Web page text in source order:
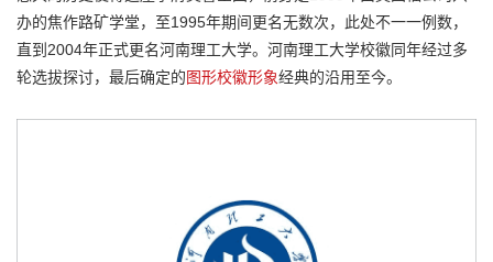
办的焦作路矿学堂，至1995年期间更名无数次，此处不一一例数，
直到2004年正式更名河南理工大学。河南理工大学校徽同年经过多
轮选拔探讨，最后确定的图形校徽形象经典的沿用至今。